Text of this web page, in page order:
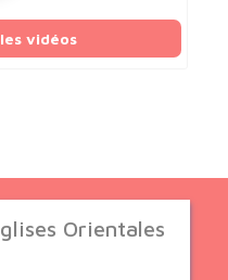
vidéos
Orientales